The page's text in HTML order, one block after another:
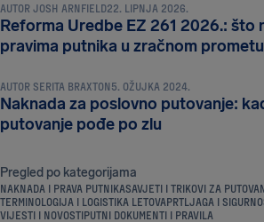
AUTOR JOSH ARNFIELD22. LIPNJA 2026.
Reforma Uredbe EZ 261 2026.: što
pravima putnika u zračnom
AUTOR SERITA BRAXTON5. OŽUJKA 2024.
Naknada za poslovno putovanje:
putovanje pođe po zlu
Pregled po kategorijama
NAKNADA I PRAVA PUTNIKASAVJETI I TRIKOVI ZA
TERMINOLOGIJA I LOGISTIKA LETOVAPRTLJAGA I
VIJESTI I NOVOSTIPUTNI DOKUMENTI I PRAVILA